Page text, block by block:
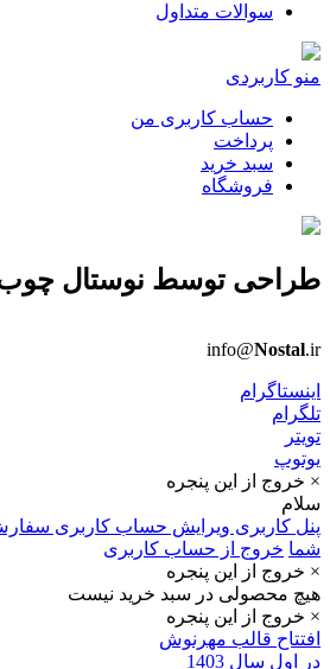
سوالات متداول
منو کاربردی
حساب کاربری من
پرداخت
سبد خرید
فروشگاه
طراحی توسط نوستال
info@Nostal.ir
اینستاگرام
تلگرام
تویتر
یوتوپ
× خروج از این پنجره
سلام
پنل کاربری ویرایش حساب کاربری
شما خروج از حساب کاربری
× خروج از این پنجره
هیچ محصولی در سبد خرید نیست
× خروج از این پنجره
افتتاح قالب مهرنوش
در اول سال 1403